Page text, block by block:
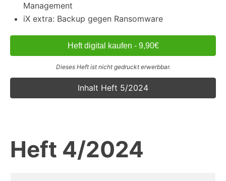
Management
iX extra: Backup gegen Ransomware
Heft digital kaufen - 9,90€
Dieses Heft ist nicht gedruckt erwerbbar.
Inhalt Heft 5/2024
Heft 4/2024